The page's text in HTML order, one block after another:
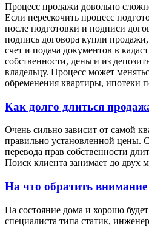
Процесс продажи довольно
Если перескочить процесс
после подготовки и подписи
подпись договора купли
счет и подача документов в
собственности, деньги из
владельцу. Процесс может
обременения квартиры, ипотеки
Как долго длиться
Очень сильно зависит от самой
правильно установленной цены.
перевода прав собственности
Поиск клиента занимает до двух
На что обратить
На состояние дома и хорошо
специалиста типа статик,